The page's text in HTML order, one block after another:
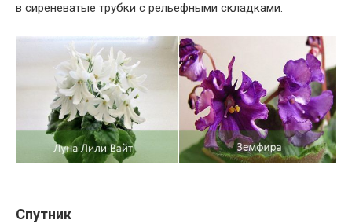
в сиреневатые трубки с рельефными складками.
Спутник